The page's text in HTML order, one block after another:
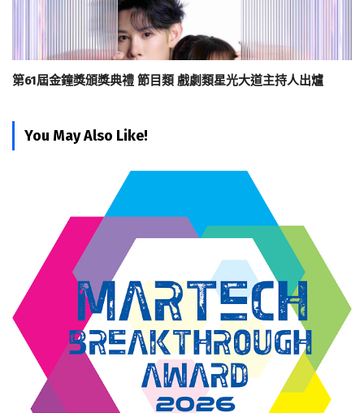
第61屆金鐘獎頒獎典禮 節目類 戲劇類星光大道主持人出爐
You May Also Like!